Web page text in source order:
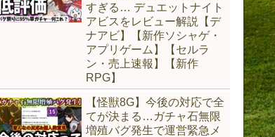
すぎる… デュエットナイト
アビスをレビュー解説【デ
ナアビ】【新作ソシャゲ・
アプリゲーム】【セルラ
ン・売上速報】【新作
RPG】
【怪獣8G】今後の対応で全
てが決まる…ガチャ石無限
増殖バグ発生で運営緊急メ